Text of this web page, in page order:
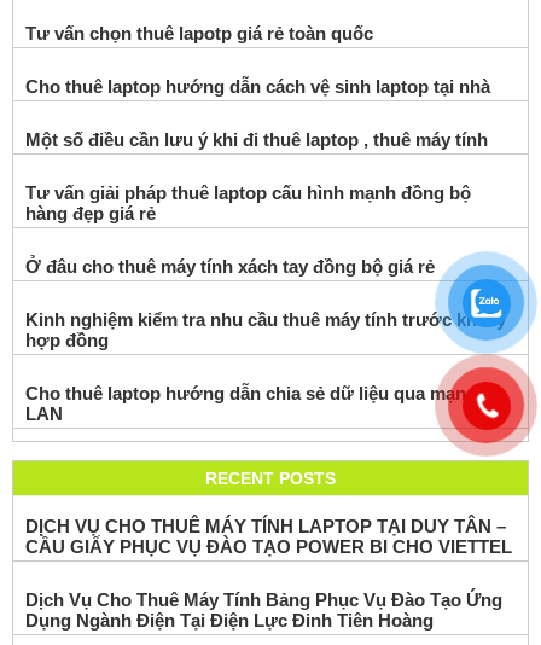
Tư vấn chọn thuê lapotp giá rẻ toàn quốc
Cho thuê laptop hướng dẫn cách vệ sinh laptop tại nhà
Một số điều cần lưu ý khi đi thuê laptop , thuê máy tính
Tư vấn giải pháp thuê laptop cấu hình mạnh đồng bộ
hàng đẹp giá rẻ
Ở đâu cho thuê máy tính xách tay đồng bộ giá rẻ
Kinh nghiệm kiểm tra nhu cầu thuê máy tính trước khi ký
hợp đồng
Cho thuê laptop hướng dẫn chia sẻ dữ liệu qua mạng
LAN
RECENT POSTS
DỊCH VỤ CHO THUÊ MÁY TÍNH LAPTOP TẠI DUY TÂN –
CẦU GIẤY PHỤC VỤ ĐÀO TẠO POWER BI CHO VIETTEL
Dịch Vụ Cho Thuê Máy Tính Bảng Phục Vụ Đào Tạo Ứng
Dụng Ngành Điện Tại Điện Lực Đinh Tiên Hoàng